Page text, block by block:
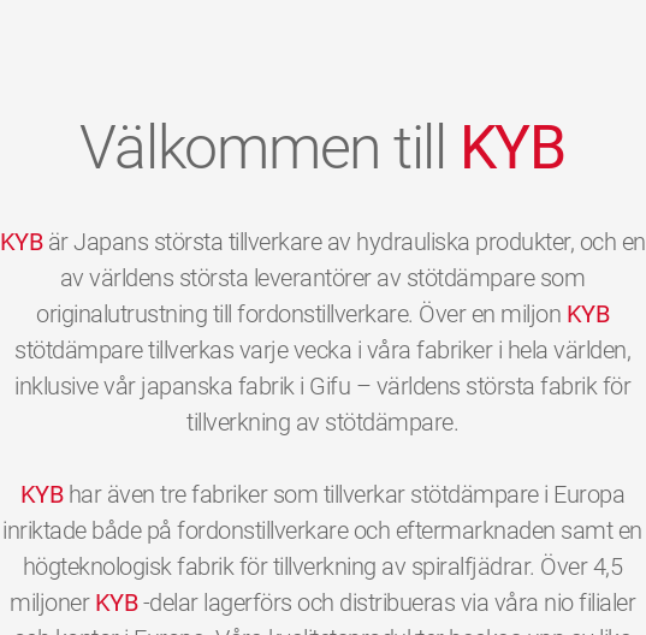
Välkommen till KYB
KYBär Japans största tillverkare av hydrauliska produkter, och en
av världens största leverantörer av stötdämpare som
originalutrustning till fordonstillverkare. Över en miljon KYB
stötdämpare tillverkas varje vecka i våra fabriker i hela världen,
inklusive vår japanska fabrik i Gifu – världens största fabrik för
tillverkning av stötdämpare.
KYBhar även tre fabriker som tillverkar stötdämpare i Europa
inriktade både på fordonstillverkare och eftermarknaden samt en
högteknologisk fabrik för tillverkning av spiralfjädrar. Över 4,5
miljoner KYB-delar lagerförs och distribueras via våra nio filialer